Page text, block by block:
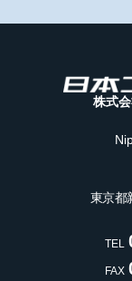
株式
東京都
TEL
FAX